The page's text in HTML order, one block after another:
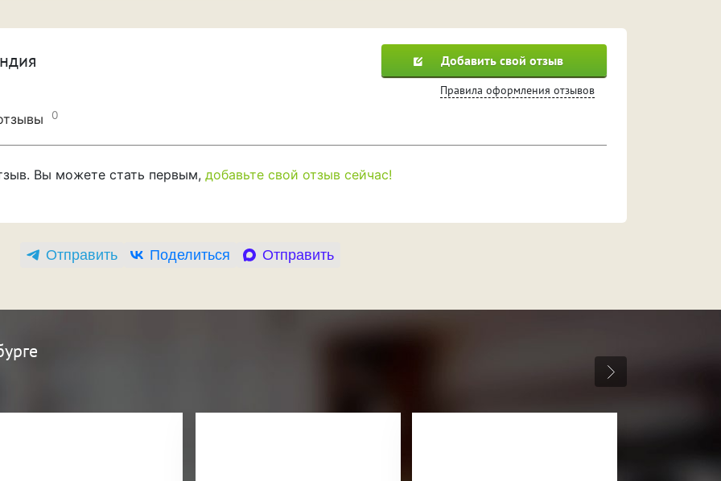
Добавить свой отзыв
Правила оформления отзывов
0
Вы можете стать первым, добавьте свой отзыв сейчас!
Отправить Поделиться Отправить